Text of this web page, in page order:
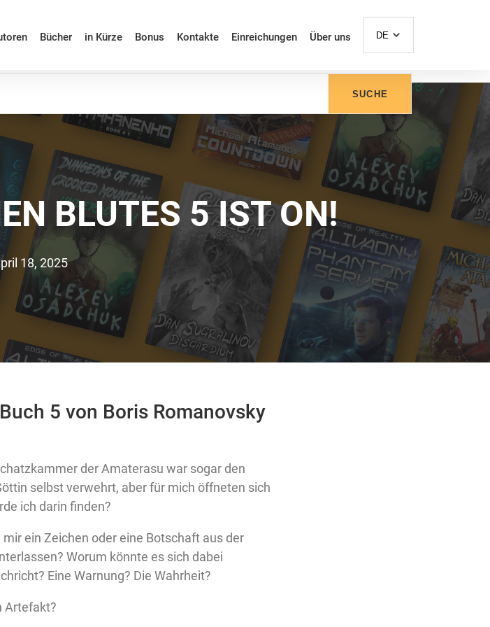
Bücher in Kürze Bonus Kontakte Einreichungen Über uns DE
SUCHE
BLUTES 5 IST ON!
18, 2025
5 von Boris Romanovsky
der Amaterasu war sogar den
selbst verwehrt, aber für mich öffneten sich
ich darin finden?
ein Zeichen oder eine Botschaft aus der
Worum könnte es sich dabei
Eine Warnung? Die Wahrheit?
Artefakt?